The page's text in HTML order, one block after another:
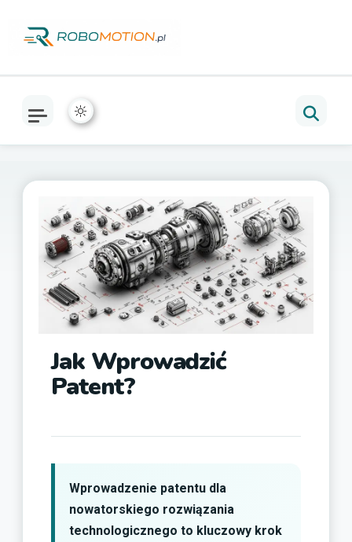
Jak Wprowadzić
Patent?
Wprowadzenie patentu dla
nowatorskiego rozwiązania
technologicznego to kluczowy krok